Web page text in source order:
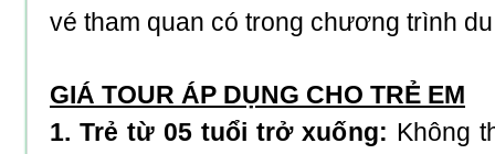
vé tham quan có trong chương trình
GIÁ TOUR ÁP DỤNG CHO TRẺ EM
1. Trẻ từ 05 tuổi trở xuống: Không